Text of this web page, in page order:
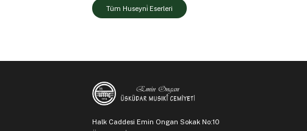
Tüm Huseyni̇ Eserleri
Halk Caddesi Emin Ongan Sokak No:10